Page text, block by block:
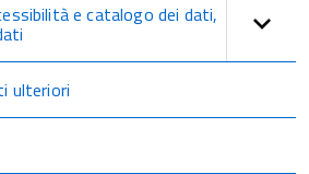
e catalogo dei dati,
ulteriori